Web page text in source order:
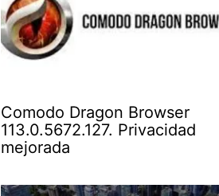
Comodo Dragon Browser
113.0.5672.127. Privacidad
mejorada